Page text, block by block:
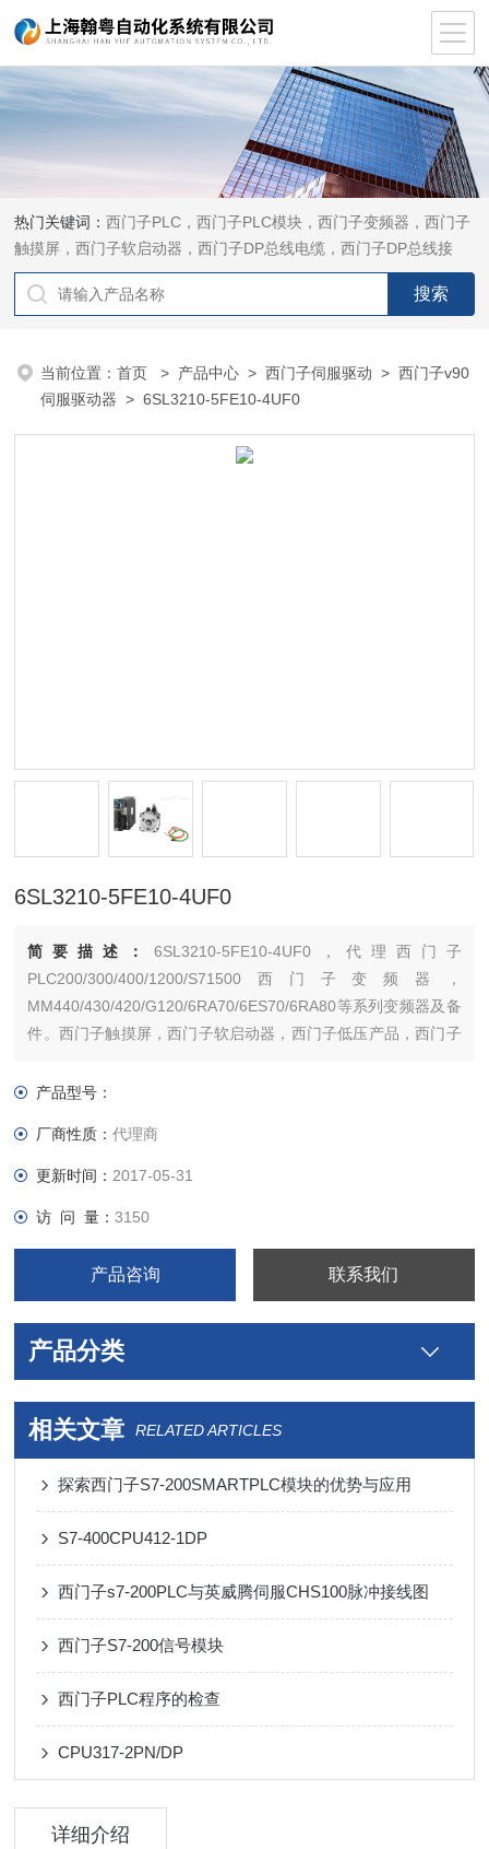
热门关键词：西门子PLC，西门子PLC模块，西门子变频器，西门子
触摸屏，西门子软启动器，西门子DP总线电缆，西门子DP总线接
头，西门子CP通讯网卡，西门子数控系统及停产备件
当前位置：首页 > 产品中心 >西门子伺服驱动 >西门子v90
伺服驱动器 > 6SL3210-5FE10-4UF0
6SL3210-5FE10-4UF0
简要描述： 6SL3210-5FE10-4UF0，代理西门子
PLC200/300/400/1200/S71500西门子变频器，
MM440/430/420/G120/6RA70/6ES70/6RA80等系列变频器及备
件。西门子触摸屏，西门子软启动器，西门子低压产品，西门子
本公司购买的产品，保证*，假一罚十，质保一年。一年内产品非
产品型号：
厂商性质：代理商
更新时间： 2017-05-31
访 问 量：3150
产品咨询 联系我们
产品分类
相关文章 RELATED ARTICLES
探索西门子S7-200SMARTPLC模块的优势与应用
S7-400CPU412-1DP
西门子s7-200PLC与英威腾伺服CHS100脉冲接线图
西门子S7-200信号模块
西门子PLC程序的检查
CPU317-2PN/DP
详细介绍